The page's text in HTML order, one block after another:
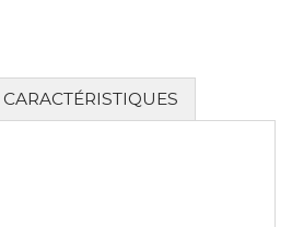
CARACTÉRISTIQUES